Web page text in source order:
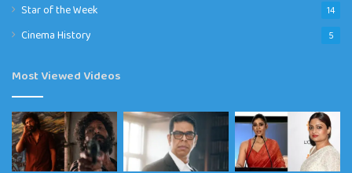
Star of the Week 14
Cinema History 5
Most Viewed Videos